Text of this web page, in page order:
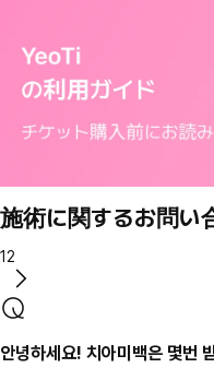
施術に関するお問い
12
안녕하세요! 치아미백은 몇번